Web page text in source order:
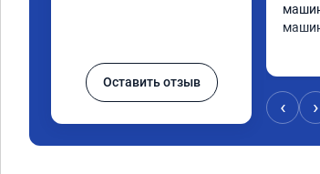
Оставить отзыв
‹ ›